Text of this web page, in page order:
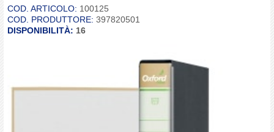
COD. ARTICOLO: 100125
COD. PRODUTTORE: 397820501
DISPONIBILITÀ: 16